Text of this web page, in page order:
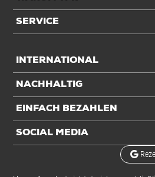
Anwendung
Einheiten
Einheiten Stück: 1
SERVICE
INTERNATIONAL
NACHHALTIG
EINFACH BEZAHLEN
SOCIAL MEDIA